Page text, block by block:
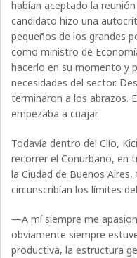
habían aceptado la
candidato hizo una
pequeños de los grandes
como ministro de
hacerlo en su momento y
necesidades del sector.
terminaron a los abrazos.
empezaba a cuajar.
Todavía dentro del Clío,
recorrer el Conurbano, en
la Ciudad de Buenos
circunscribían los límites
—A mí siempre me
obviamente siempre
productiva, la estructura